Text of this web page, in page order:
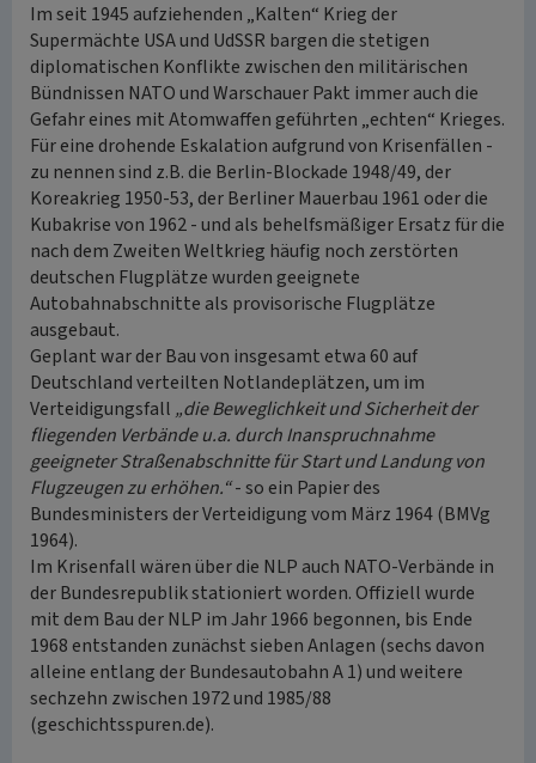
Im seit 1945 aufziehenden „Kalten“ Krieg der
Supermächte USA und UdSSR bargen die stetigen
diplomatischen Konflikte zwischen den militärischen
Bündnissen NATO und Warschauer Pakt immer auch die
Gefahr eines mit Atomwaffen geführten „echten“ Krieges.
Für eine drohende Eskalation aufgrund von Krisenfällen -
zu nennen sind z.B. die Berlin-Blockade 1948/49, der
Koreakrieg 1950-53, der Berliner Mauerbau 1961 oder die
Kubakrise von 1962 - und als behelfsmäßiger Ersatz für die
nach dem Zweiten Weltkrieg häufig noch zerstörten
deutschen Flugplätze wurden geeignete
Autobahnabschnitte als provisorische Flugplätze
ausgebaut.
Geplant war der Bau von insgesamt etwa 60 auf
Deutschland verteilten Notlandeplätzen, um im
Verteidigungsfall „die Beweglichkeit und Sicherheit der
fliegenden Verbände u.a. durch Inanspruchnahme
geeigneter Straßenabschnitte für Start und Landung von
Flugzeugen zu erhöhen.“- so ein Papier des
Bundesministers der Verteidigung vom März 1964 (BMVg
1964).
Im Krisenfall wären über die NLP auch NATO-Verbände in
der Bundesrepublik stationiert worden. Offiziell wurde
mit dem Bau der NLP im Jahr 1966 begonnen, bis Ende
1968 entstanden zunächst sieben Anlagen (sechs davon
alleine entlang der Bundesautobahn A 1) und weitere
sechzehn zwischen 1972 und 1985/88
(geschichtsspuren.de).